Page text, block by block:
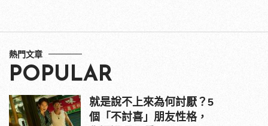
熱門文章
POPULAR
就是說不上來為何討厭？5
個「不討喜」朋友性格，